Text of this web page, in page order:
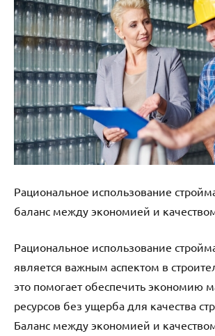
Рациональное использование
баланс между экономией и
Рациональное использование
является важным аспектом в
это помогает обеспечить экономию
ресурсов без ущерба для качества
Баланс между экономией и